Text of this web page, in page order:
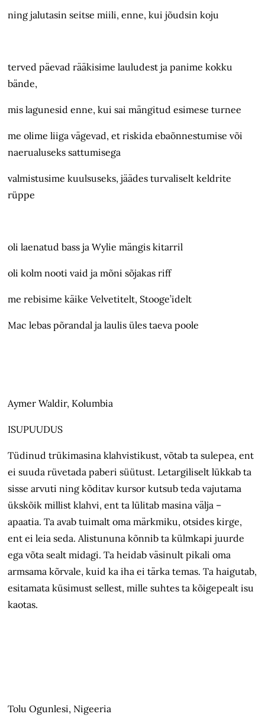
ning jalutasin seitse miili, enne, kui jõudsin koju
terved päevad rääkisime lauludest ja panime kokku
bände,
mis lagunesid enne, kui sai mängitud esimese turnee
me olime liiga vägevad, et riskida ebaõnnestumise või
naerualuseks sattumisega
valmistusime kuulsuseks, jäädes turvaliselt keldrite
rüppe
oli laenatud bass ja Wylie mängis kitarril
oli kolm nooti vaid ja mõni sõjakas riff
me rebisime käike Velvetitelt, Stooge’idelt
Mac lebas põrandal ja laulis üles taeva poole
Aymer Waldir, Kolumbia
ISUPUUDUS
Tüdinud trükimasina klahvistikust, võtab ta sulepea, ent
ei suuda rüvetada paberi süütust. Letargiliselt lükkab ta
sisse arvuti ning kõditav kursor kutsub teda vajutama
ükskõik millist klahvi, ent ta lülitab masina välja –
apaatia. Ta avab tuimalt oma märkmiku, otsides kirge,
ent ei leia seda. Alistununa kõnnib ta külmkapi juurde
ega võta sealt midagi. Ta heidab väsinult pikali oma
armsama kõrvale, kuid ka iha ei tärka temas. Ta haigutab,
esitamata küsimust sellest, mille suhtes ta kõigepealt isu
kaotas.
Tolu Ogunlesi, Nigeeria